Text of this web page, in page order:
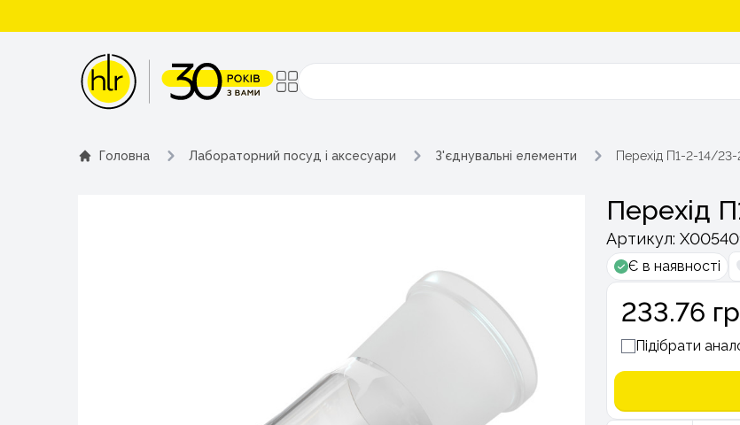
Поиск
Головна Лабораторний посуд і аксесуари З'єднувальні елементи Перехід П1-2-14/
Перехід
Артикул:
Є в наявності
233.76
Підібрати